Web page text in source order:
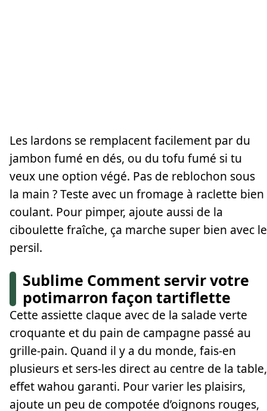
Les lardons se remplacent facilement par du
jambon fumé en dés, ou du tofu fumé si tu
veux une option végé. Pas de reblochon sous
la main ? Teste avec un fromage à raclette bien
coulant. Pour pimper, ajoute aussi de la
ciboulette fraîche, ça marche super bien avec le
persil.
Sublime Comment servir votre
potimarron façon tartiflette
Cette assiette claque avec de la salade verte
croquante et du pain de campagne passé au
grille-pain. Quand il y a du monde, fais-en
plusieurs et sers-les direct au centre de la table,
effet wahou garanti. Pour varier les plaisirs,
ajoute un peu de compotée d’oignons rouges,